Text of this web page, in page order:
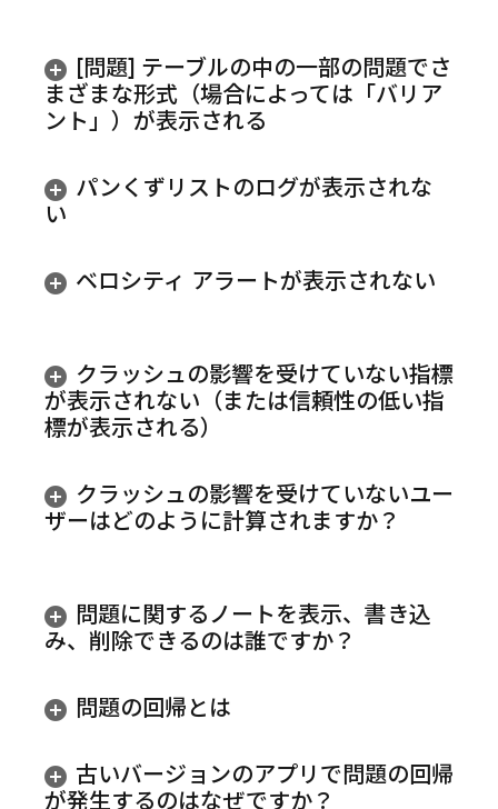
[問題] テーブルの中の一部の問題でさ
まざまな形式（場合によっては「バリア
ント」）が表示される
パンくずリストのログが表示されな
い
ベロシティ アラートが表示されない
クラッシュの影響を受けていない指標
が表示されない（または信頼性の低い指
標が表示される）
クラッシュの影響を受けていないユー
ザーはどのように計算されますか？
問題に関するノートを表示、書き込
み、削除できるのは誰ですか？
問題の回帰とは
古いバージョンのアプリで問題の回帰
が発生するのはなぜですか？